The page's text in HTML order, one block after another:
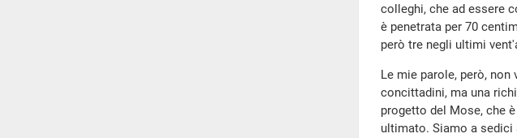
colleghi, che ad essere
è penetrata per 70
però tre negli ultimi
Le mie parole, però,
concittadini, ma una
progetto del Mose, che
ultimato. Siamo a sedici